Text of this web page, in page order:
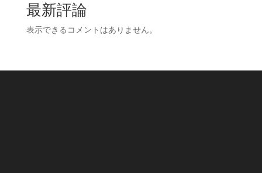
最新評論
表示できるコメントはありません。